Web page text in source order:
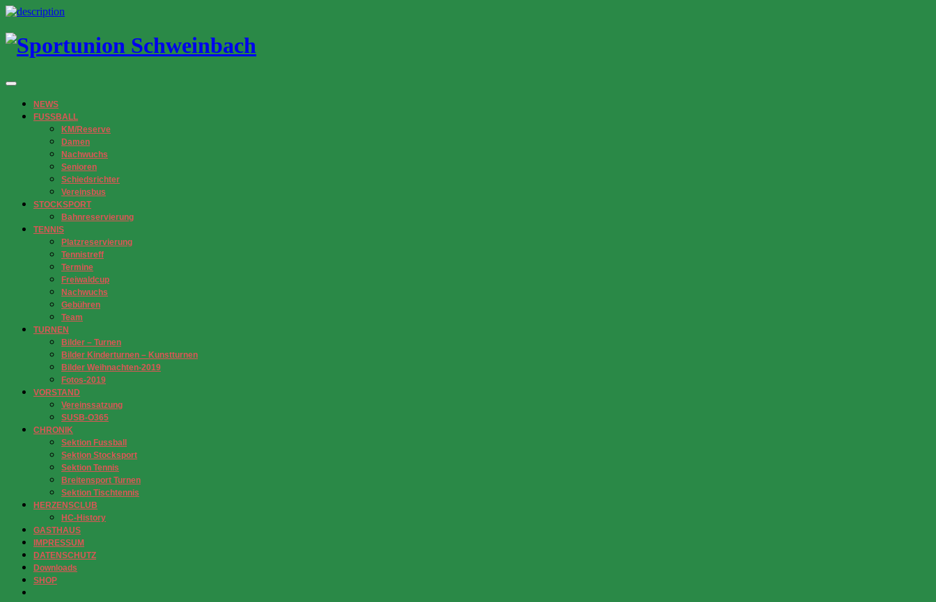
NEWS
FUSSBALL
KM/Reserve
Damen
Nachwuchs
Senioren
Schiedsrichter
Vereinsbus
STOCKSPORT
Bahnreservierung
TENNIS
Platzreservierung
Tennistreff
Termine
Freiwaldcup
Nachwuchs
Gebühren
Team
TURNEN
Bilder – Turnen
Bilder Kinderturnen – Kunstturnen
Bilder Weihnachten-2019
Fotos-2019
VORSTAND
Vereinssatzung
SUSB-O365
CHRONIK
Sektion Fussball
Sektion Stocksport
Sektion Tennis
Breitensport Turnen
Sektion Tischtennis
HERZENSCLUB
HC-History
GASTHAUS
IMPRESSUM
DATENSCHUTZ
Downloads
SHOP